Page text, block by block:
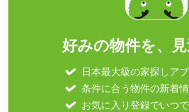
好みの物件を、
日本最大級の家探しアプ
条件に合う物件の新着
お気に入り登録でいつ